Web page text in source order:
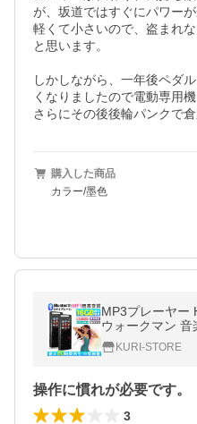
が、坂道ではすぐにパワー
軽くて小さいので、盗まれ
と思います。
しかしながら、一年後ペダ
くなりましたので電動専用
購入した商品
カラー/墨色
MP3プレーヤー
ウォークマン 音
ディオプレーヤ
ラクラク
KURI-STORE
操作に慣れが必要です。
3